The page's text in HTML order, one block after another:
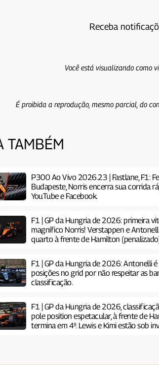
Receba
Você está visualizando como
É proibida a reprodução, mesmo parcial, do
TAMBÉM
P300 Ao Vivo 2026.23 | Fastlane, F1:
Budapeste, Norris encerra sua corrida
YouTube e Facebook.
F1 | GP da Hungria de 2026: primeira
magnífico Norris! Verstappen e
quarto à frente de Hamilton
F1 | GP da Hungria de 2026: Antonelli
posições no grid por não respeitar as
classificação.
F1 | GP da Hungria de 2026,
pole position espetacular, à frente de
termina em 4º. Lewis e Kimi estão sob